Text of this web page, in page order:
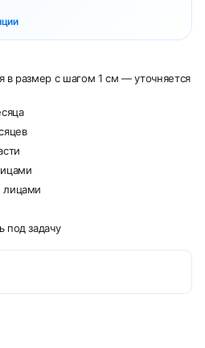
в размер с шагом 1 см — уточняется
лицами
под задачу